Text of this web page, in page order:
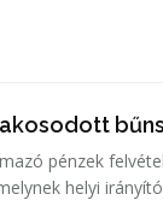
pénzek
helyi